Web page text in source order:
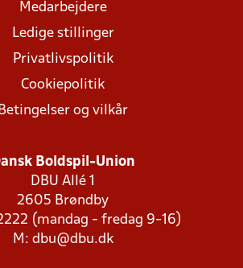
Medarbejdere
Ledige stillinger
Privatlivspolitik
Cookiepolitik
Betingelser og vilkår
Boldspil-Union
DBU Allé 1
2605 Brøndby
(mandag - fredag 9-16)
M: dbu@dbu.dk